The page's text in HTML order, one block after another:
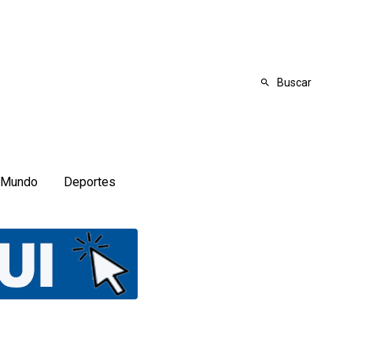
Buscar
Mundo Deportes